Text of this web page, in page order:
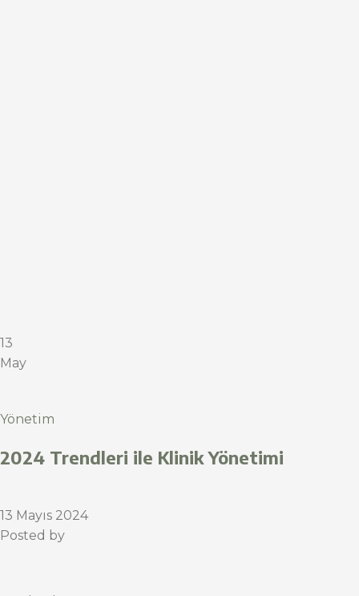
13
May
Yönetim
2024 Trendleri ile Klinik Yönetimi
13 Mayıs 2024
Posted by